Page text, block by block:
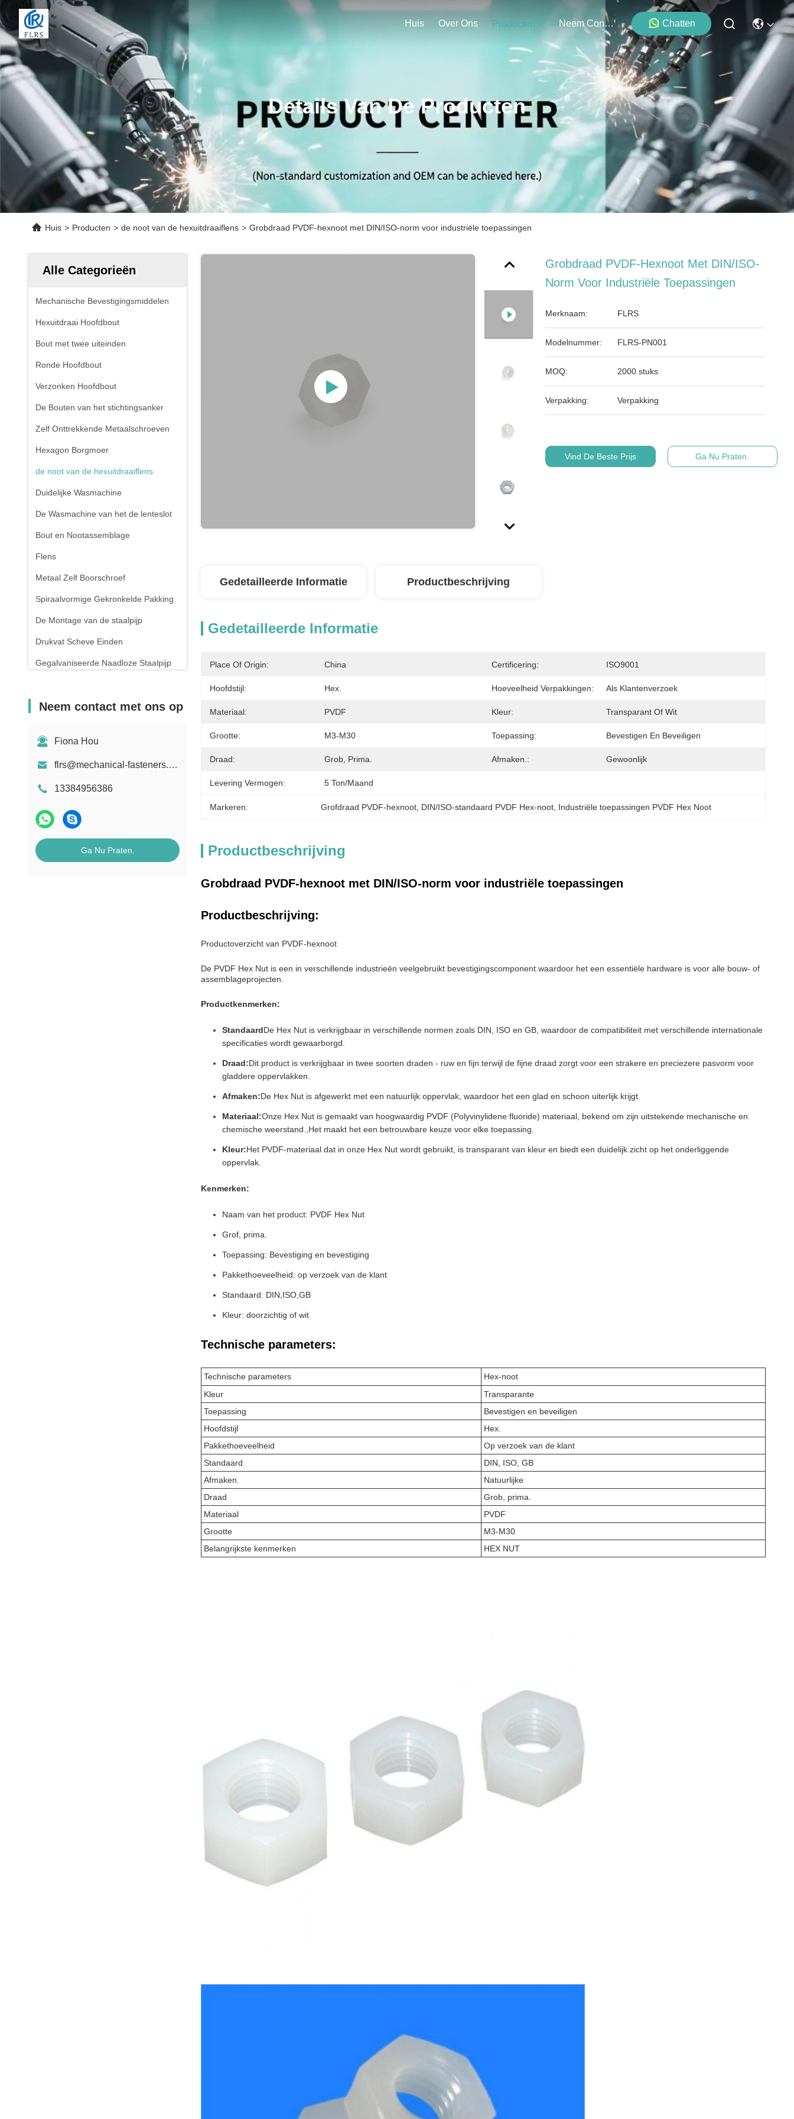
Huis Over Ons Producten Neem Contact Met Ons Op Chatten
Details Van De Producten
Huis > Producten > de noot van de hexuitdraaiflens > Grobdraad PVDF-hexnoot met DIN/ISO-norm voor industriële toepassingen
Alle Categorieën
Mechanische Bevestigingsmiddelen
Hexuitdraai Hoofdbout
Bout met twee uiteinden
Ronde Hoofdbout
Verzonken Hoofdbout
De Bouten van het stichtingsanker
Zelf Onttrekkende Metaalschroeven
Hexagon Borgmoer
de noot van de hexuitdraaiflens
Duidelijke Wasmachine
De Wasmachine van het de lenteslot
Bout en Nootassemblage
Flens
Metaal Zelf Boorschroef
Spiraalvormige Gekronkelde Pakking
De Montage van de staalpijp
Drukvat Scheve Einden
Gegalvaniseerde Naadloze Staalpijp
De compressielente
Neem contact met ons op
Fiona Hou
flrs@mechanical-fasteners.com
13384956386
Ga Nu Praten.
Grobdraad PVDF-Hexnoot Met DIN/ISO-
Norm Voor Industriële Toepassingen
Merknaam: FLRS
Modelnummer: FLRS-PN001
MOQ: 2000 stuks
Verpakking: Verpakking
Vind De Beste Prijs Ga Nu Praten.
Gedetailleerde Informatie Productbeschrijving
Gedetailleerde Informatie
Place Of Origin: China Certificering: ISO9001
Hoofdstijl: Hex. Hoeveelheid Verpakkingen: Als Klantenverzoek
Materiaal: PVDF Kleur: Transparant Of Wit
Grootte: M3-M30 Toepassing: Bevestigen En Beveiligen
Draad: Grob, Prima. Afmaken.: Gewoonlijk
Levering Vermogen: 5 Ton/maand
Markeren: Grofdraad PVDF-hexnoot DIN/ISO-standaard PVDF Hex-noot Industriële toepassingen PVDF Hex Noot
Productbeschrijving
Grobdraad PVDF-hexnoot met DIN/ISO-norm voor industriële toepassingen
Productbeschrijving:
Productoverzicht van PVDF-hexnoot
De PVDF Hex Nut is een in verschillende industrieën veelgebruikt bevestigingscomponent.waardoor het een essentiële hardware is voor alle bouw- of
assemblageprojecten.
Productkenmerken:
StandaardDe Hex Nut is verkrijgbaar in verschillende normen zoals DIN, ISO en GB, waardoor de compatibiliteit met verschillende internationale
specificaties wordt gewaarborgd.
Draad:Dit product is verkrijgbaar in twee soorten draden - ruw en fijn.terwijl de fijne draad zorgt voor een strakere en preciezere pasvorm voor
gladdere oppervlakken.
Afmaken:De Hex Nut is afgewerkt met een natuurlijk oppervlak, waardoor het een glad en schoon uiterlijk krijgt.
Materiaal:Onze Hex Nut is gemaakt van hoogwaardig PVDF (Polyvinylidene fluoride) materiaal, bekend om zijn uitstekende mechanische en
chemische weerstand.,Het maakt het een betrouwbare keuze voor elke toepassing.
Kleur:Het PVDF-materiaal dat in onze Hex Nut wordt gebruikt, is transparant van kleur en biedt een duidelijk zicht op het onderliggende
oppervlak.
Kenmerken:
Naam van het product: PVDF Hex Nut
Grof, prima.
Toepassing: Bevestiging en bevestiging
Pakkethoeveelheid: op verzoek van de klant
Standaard: DIN,ISO,GB
Kleur: doorzichtig of wit
Technische parameters:
Technische parameters
Hex-noot
Kleur
Transparante
Toepassing
Bevestigen en beveiligen
Hoofdstijl
Hex.
Pakkethoeveelheid
Op verzoek van de klant
Standaard
DIN, ISO, GB
Afmaken.
Natuurlijke
Draad
Grob, prima.
Materiaal
PVDF
Grootte
M3-M30
Belangrijkste kenmerken
HEX NUT